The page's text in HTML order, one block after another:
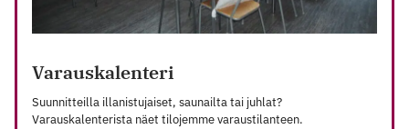
Varauskalenteri
Suunnitteilla illanistujaiset, saunailta tai juhlat?
Varauskalenterista näet tilojemme varaustilanteen.